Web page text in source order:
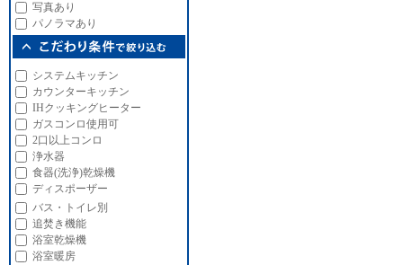
写真あり
パノラマあり
システムキッチン
カウンターキッチン
IHクッキングヒーター
ガスコンロ使用可
2口以上コンロ
浄水器
食器(洗浄)乾燥機
ディスポーザー
バス・トイレ別
追焚き機能
浴室乾燥機
浴室暖房